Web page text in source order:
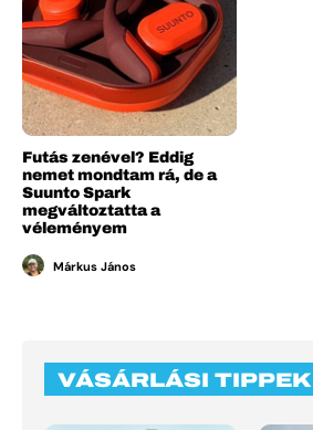
Futás zenével? Eddig
nemet mondtam rá, de a
Suunto Spark
megváltoztatta a
véleményem
Márkus János
VÁSÁRLÁSI TIPPEK